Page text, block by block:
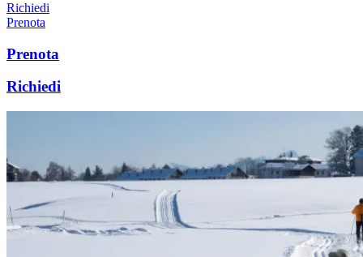
Richiedi
Prenota
Prenota
Richiedi